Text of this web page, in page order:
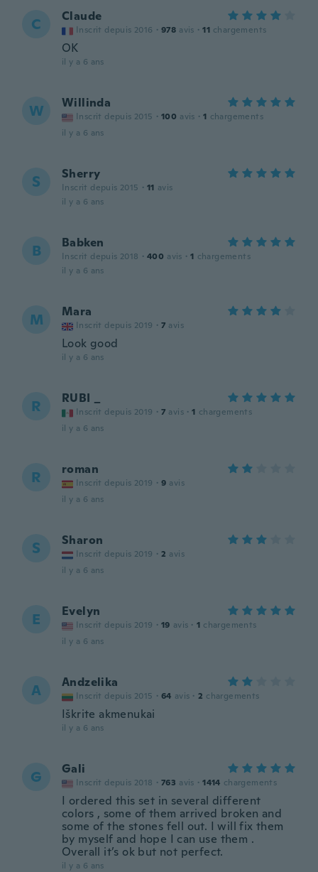
C Claude
Inscrit depuis 2016 · 978 avis · 11 chargements
OK
il y a 6 ans
W Willinda
Inscrit depuis 2015 · 100 avis · 1 chargements
il y a 6 ans
S Sherry
Inscrit depuis 2015 · 11 avis
il y a 6 ans
B Babken
Inscrit depuis 2018 · 400 avis · 1 chargements
il y a 6 ans
M Mara
Inscrit depuis 2019 · 7 avis
Look good
il y a 6 ans
R RUBI _
Inscrit depuis 2019 · 7 avis · 1 chargements
il y a 6 ans
R roman
Inscrit depuis 2019 · 9 avis
il y a 6 ans
S Sharon
Inscrit depuis 2019 · 2 avis
il y a 6 ans
E Evelyn
Inscrit depuis 2019 · 19 avis · 1 chargements
il y a 6 ans
A Andzelika
Inscrit depuis 2015 · 64 avis · 2 chargements
Iškrite akmenukai
il y a 6 ans
G Gali
Inscrit depuis 2018 · 763 avis · 1414 chargements
I ordered this set in several different
colors , some of them arrived broken and
some of the stones fell out. I will fix them
by myself and hope I can use them .
Overall it’s ok but not perfect.
il y a 6 ans